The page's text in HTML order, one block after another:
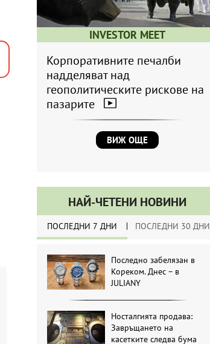
INVESTOR MEET
Корпоративните печалби
надделяват над
геополитическите рискове на
пазарите
ВИЖ ОЩЕ
НАЙ-ЧЕТЕНИ НОВИНИ
ПОСЛЕДНИ 7 ДНИ ПОСЛЕДНИ 30 ДНИ
Последно забелязан в
Кореком. Днес – в
JULIANY
Носталгията продава:
Завръщането на
касетките следва бума